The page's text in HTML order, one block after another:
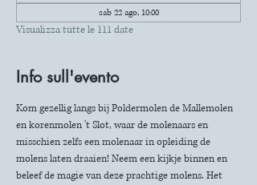
sab 22 ago, 10:00
Visualizza tutte le 111 date
Info sull'evento
Kom gezellig langs bij Poldermolen de Mallemolen
en korenmolen 't Slot, waar de molenaars en
misschien zelfs een molenaar in opleiding de
molens laten draaien! Neem een kijkje binnen en
beleef de magie van deze prachtige molens. Het